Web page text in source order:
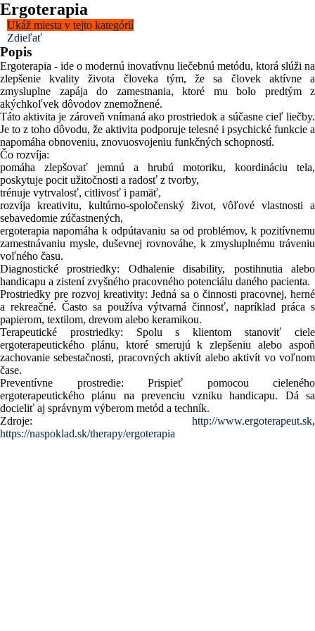
Ergoterapia
Ukáž miesta v tejto kategórií
Zdieľať
Popis
Ergoterapia - ide o modernú inovatívnu liečebnú metódu, ktorá slúži na
zlepšenie kvality života človeka tým, že sa človek aktívne a
zmysluplne zapája do zamestnania, ktoré mu bolo predtým z
akýchkoľvek dôvodov znemožnené.
Táto aktivita je zároveň vnímaná ako prostriedok a súčasne cieľ liečby.
Je to z toho dôvodu, že aktivita podporuje telesné i psychické funkcie a
napomáha obnoveniu, znovuosvojeniu funkčných schopností.
Čo rozvíja:
pomáha zlepšovať jemnú a hrubú motoriku, koordináciu tela,
poskytuje pocit užitočnosti a radosť z tvorby,
trénuje vytrvalosť, citlivosť i pamäť,
rozvíja kreativitu, kultúrno-spoločenský život, vôľové vlastnosti a
sebavedomie zúčastnených,
ergoterapia napomáha k odpútavaniu sa od problémov, k pozitívnemu
zamestnávaniu mysle, duševnej rovnováhe, k zmysluplnému tráveniu
voľného času.
Diagnostické prostriedky: Odhalenie disability, postihnutia alebo
handicapu a zistení zvyšného pracovného potenciálu daného pacienta.
Prostriedky pre rozvoj kreativity: Jedná sa o činnosti pracovnej, herné
a rekreačné. Často sa používa výtvarná činnosť, napríklad práca s
papierom, textilom, drevom alebo keramikou.
Terapeutické prostriedky: Spolu s klientom stanoviť ciele
ergoterapeutického plánu, ktoré smerujú k zlepšeniu alebo aspoň
zachovanie sebestačnosti, pracovných aktivít alebo aktivít vo voľnom
čase.
Preventívne prostredie: Prispieť pomocou cieleného
ergoterapeutického plánu na prevenciu vzniku handicapu. Dá sa
docieliť aj správnym výberom metód a techník.
Zdroje: http://www.ergoterapeut.sk,
https://naspoklad.sk/therapy/ergoterapia